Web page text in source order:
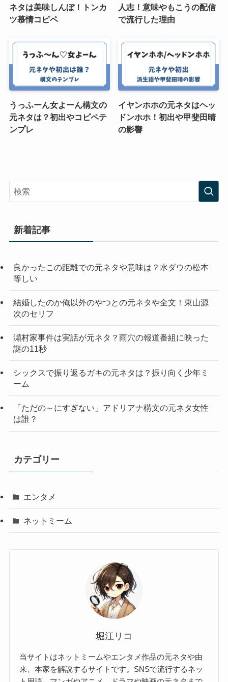
ネタは美味しんぼ！トンカ
ツ慕情コピペ
人志！意味やもこうの配信
で流行した理由
うっふーん女よーん構文の
元ネタは？初出やコピペテ
ンプレ
イヤンホホの元ネタはヘッ
ドンホホ！初出や甲斐田晴
の影響
新着記事
良かったこの距離での元ネタや意味は？水ダウの松本
等しい
結婚したのか俺以外のやつとの元ネタや全文！東山源
次のセリフ
瀬村家事件は実話が元ネタ？雨穴の報道番組に映った
謎の11秒
シックスで振り返るガキの元ネタは？振り向く少年ミ
ーム
「ただの～にすぎない」アドリアナ構文の元ネタ女性
は誰？
カテゴリー
エンタメ
ネットミーム
堀江リコ
当サイトはネットミームやエンタメ作品の元ネタや由
来、本家を解説するサイトです。SNSで流行するネッ